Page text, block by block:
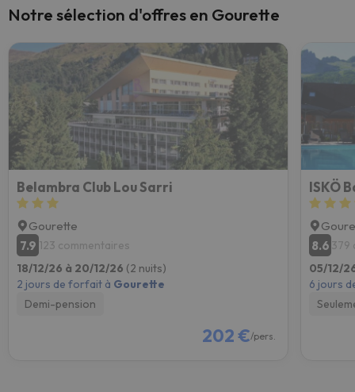
Notre sélection d'offres en Gourette
Belambra Club Lou Sarri
Gourette
7.9 123 commentaires
18/12/26 à 20/12/26 (2 nuits)
2 jours de forfait à Gourette
Demi-pension
202 €/pers.
ISKÖ
8.6 379
05/12/
6 jours